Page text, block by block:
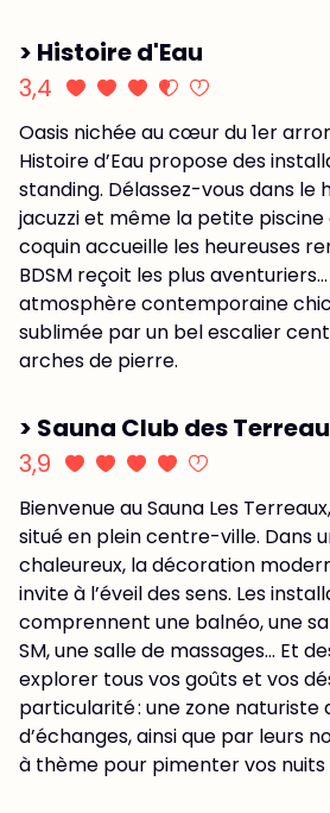
> Histoire d'Eau
3,4
Oasis nichée au cœur du 1er
Histoire d’Eau propose des
standing. Délassez-vous dans le
jacuzzi et même la petite
coquin accueille les heureuses
BDSM reçoit les plus
atmosphère contemporaine
sublimée par un bel escalier
arches de pierre.
> Sauna Club des
3,9
Bienvenue au Sauna Les
situé en plein centre-ville. Dans
chaleureux, la décoration
invite à l’éveil des sens. Les
comprennent une balnéo, une
SM, une salle de massages… Et
explorer tous vos goûts et vos
particularité : une zone naturiste
d’échanges, ainsi que par leurs
à thème pour pimenter vos nuits